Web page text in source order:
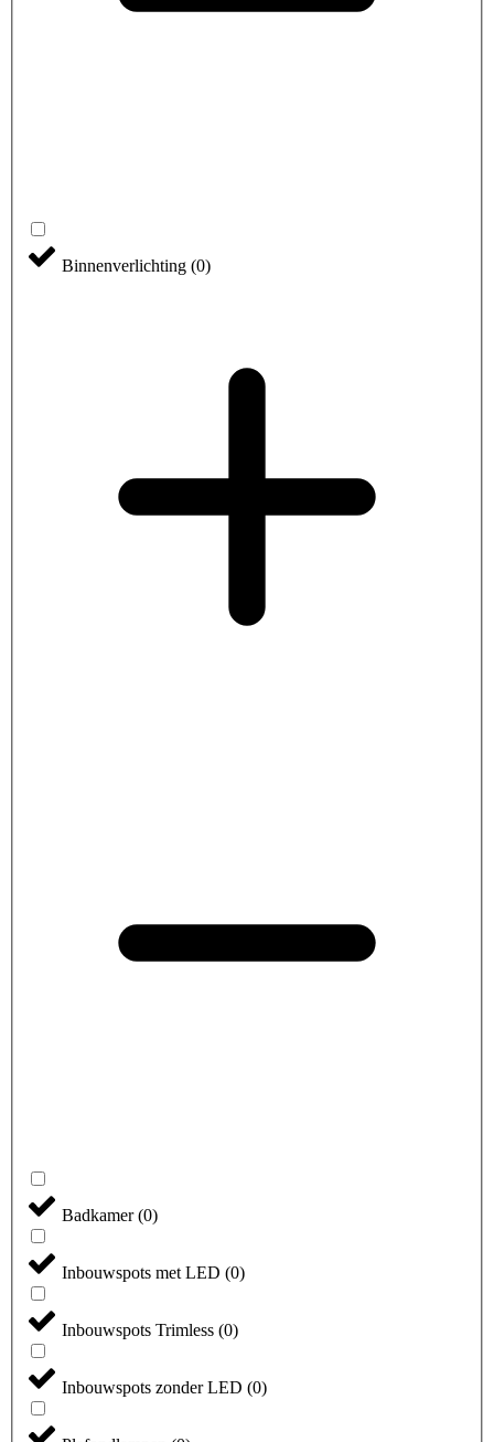
Binnenverlichting (0)
Badkamer(0)
Inbouwspots met LED (0)
Inbouwspots Trimless (0)
Inbouwspots zonder LED (0)